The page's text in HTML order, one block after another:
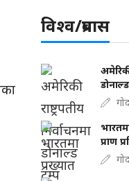
विश्व/प्रबास
प्राण